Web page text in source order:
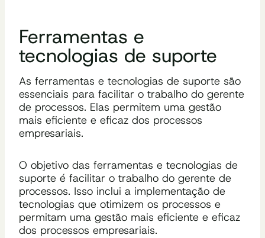
Ferramentas e
tecnologias de suporte
As ferramentas e tecnologias de suporte são
essenciais para facilitar o trabalho do gerente
de processos. Elas permitem uma gestão
mais eficiente e eficaz dos processos
empresariais.
O objetivo das ferramentas e tecnologias de
suporte é facilitar o trabalho do gerente de
processos. Isso inclui a implementação de
tecnologias que otimizem os processos e
permitam uma gestão mais eficiente e eficaz
dos processos empresariais.